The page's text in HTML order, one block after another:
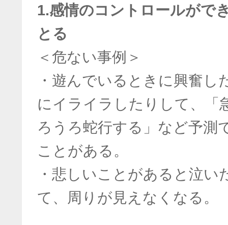
1.感情のコントロールがで
とる
＜危ない事例＞
・遊んでいるときに興奮し
にイライラしたりして、「
ろうろ蛇行する」など予測
ことがある。
・悲しいことがあると泣
て、周りが見えなくなる。